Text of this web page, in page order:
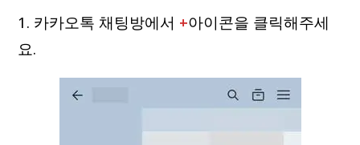
1. 카카오톡 채팅방에서 +아이콘을 클릭해주세
요.